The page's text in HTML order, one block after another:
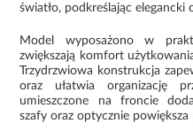
światło, podkreślając elegancki
Model wyposażono w
zwiększają komfort
Trzydrzwiowa konstrukcja
oraz ułatwia organizację
umieszczone na froncie
szafy oraz optycznie powiększa